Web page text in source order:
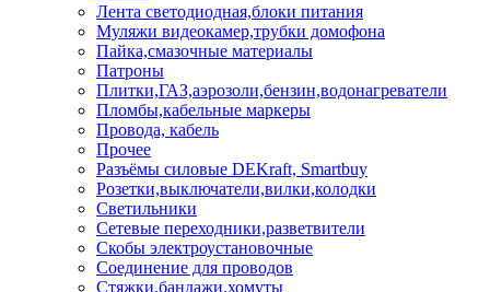
Лента светодиодная,блоки питания
Муляжи видеокамер,трубки домофона
Пайка,смазочные материалы
Патроны
Плитки,ГАЗ,аэрозоли,бензин,водонагреватели
Пломбы,кабельные маркеры
Провода, кабель
Прочее
Разъёмы силовые DEKraft, Smartbuy
Розетки,выключатели,вилки,колодки
Светильники
Сетевые переходники,разветвители
Скобы электроустановочные
Соединение для проводов
Стяжки,бандажи,хомуты